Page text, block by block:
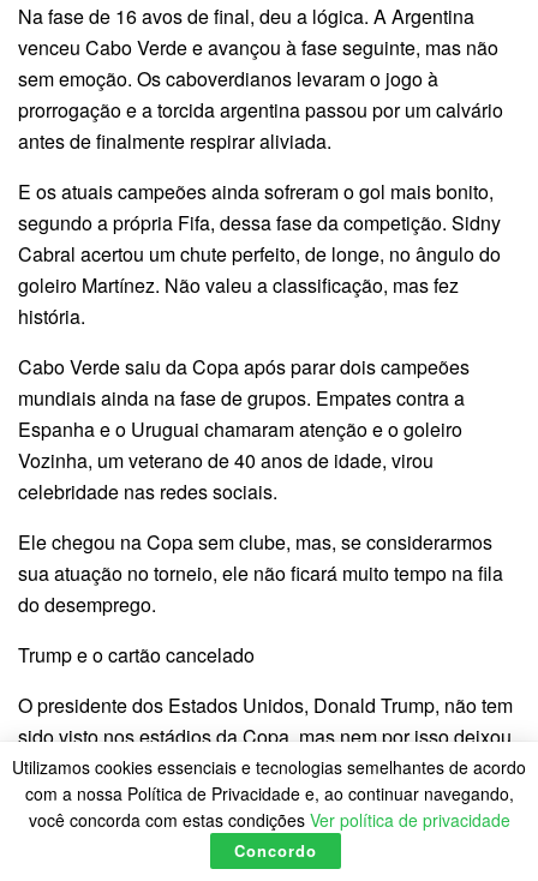
Na fase de 16 avos de final, deu a lógica. A Argentina
venceu Cabo Verde e avançou à fase seguinte, mas não
sem emoção. Os caboverdianos levaram o jogo à
prorrogação e a torcida argentina passou por um calvário
antes de finalmente respirar aliviada.
E os atuais campeões ainda sofreram o gol mais bonito,
segundo a própria Fifa, dessa fase da competição. Sidny
Cabral acertou um chute perfeito, de longe, no ângulo do
goleiro Martínez. Não valeu a classificação, mas fez
história.
Cabo Verde saiu da Copa após parar dois campeões
mundiais ainda na fase de grupos. Empates contra a
Espanha e o Uruguai chamaram atenção e o goleiro
Vozinha, um veterano de 40 anos de idade, virou
celebridade nas redes sociais.
Ele chegou na Copa sem clube, mas, se considerarmos
sua atuação no torneio, ele não ficará muito tempo na fila
do desemprego.
Trump e o cartão cancelado
O presidente dos Estados Unidos, Donald Trump, não tem
sido visto nos estádios da Copa, mas nem por isso deixou
de participar do mundial. E da pior forma possível. Na
partida entre Estados Unidos e Bósnia, pela fase de 16
avos de final, o atacante norte-americano Balogun fez uma
falta mais grave, pisando no tornozelo do adversário. O
Utilizamos cookies essenciais e tecnologias semelhantes de acordo
com a nossa Política de Privacidade e, ao continuar navegando,
você concorda com estas condições Ver política de privacidade
Concordo